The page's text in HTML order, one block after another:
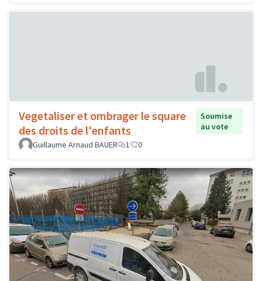
Vegetaliser et ombrager le square
des droits de l'enfants
Soumise
au vote
Guillaume Arnaud BAUER
1 0